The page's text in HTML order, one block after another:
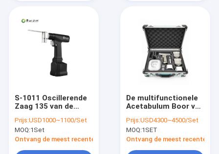
Ongeveer ons
Fabrieksreis
Nieuws
S-1011 Oscillerende
Zaag 135 van de
Sterilisatietemperatuur
Prijs:USD1000~1100/Set
MOQ:1Set
Ontvang de meest recente Prijs
De multifunctionele
Acetabulum Boor van
voor Gezamenlijke
Chirurgie
Prijs:USD4300~4500/Set
MOQ:1SET
Ontvang de meest recente